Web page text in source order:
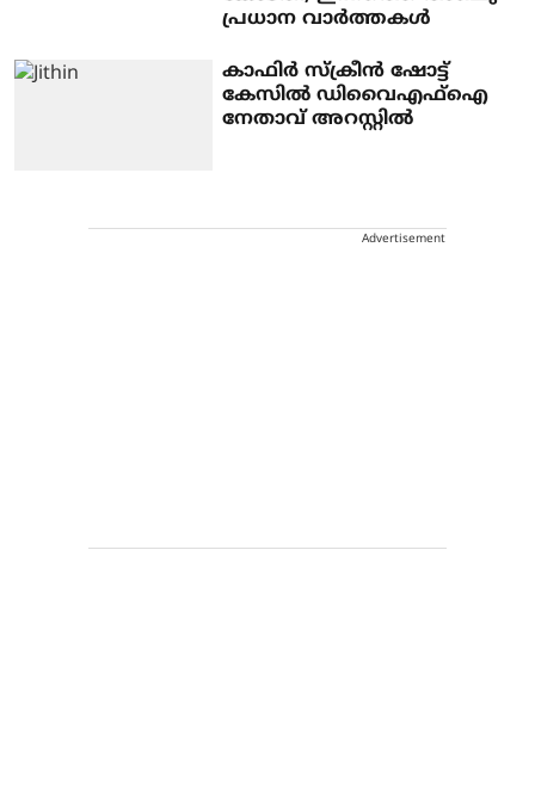
പ്രധാന വാർത്തകൾ
കാഫിര്‍ സ്‌ക്രീന്‍ ഷോട്ട്
കേസില്‍ ഡിവൈഎഫ്‌ഐ
നേതാവ് അറസ്റ്റില്‍
Advertisement